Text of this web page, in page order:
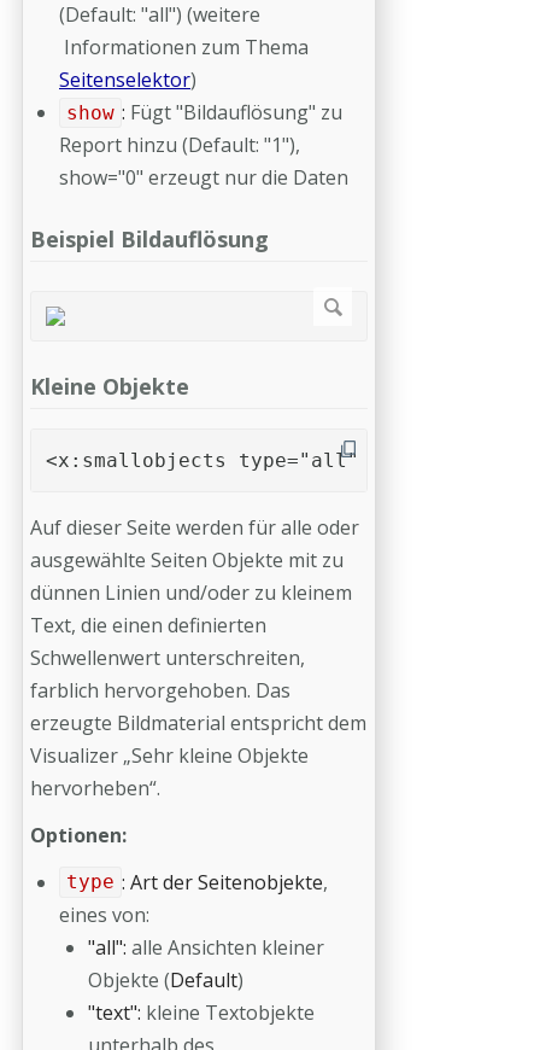
(Default: "all") (weitere
Informationen zum Thema
Seitenselektor)
show : Fügt "Bildauflösung" zu
Report hinzu (Default: "1"),
show="0" erzeugt nur die Daten
Beispiel Bildauflösung
Kleine Objekte
<x:smallobjects type="all"
Auf dieser Seite werden für alle oder
ausgewählte Seiten Objekte mit zu
dünnen Linien und/oder zu kleinem
Text, die einen definierten
Schwellenwert unterschreiten,
farblich hervorgehoben. Das
erzeugte Bildmaterial entspricht dem
Visualizer „Sehr kleine Objekte
hervorheben“.
Optionen:
type : Art der Seitenobjekte,
eines von:
"all": alle Ansichten kleiner
Objekte (Default)
"text": kleine Textobjekte
unterhalb des